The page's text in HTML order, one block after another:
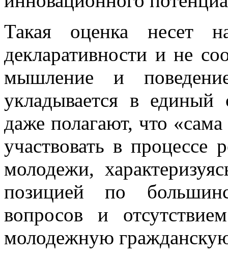
Такая оценка несет
декларативности и не
мышление и
укладывается в единый
даже полагают, что
участвовать в процессе
молодежи,
позицией по
вопросов и
молодежную